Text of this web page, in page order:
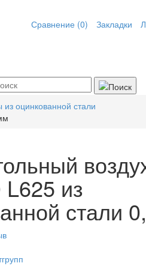
Сравнение (0) Закладки
оцинкованной стали
из
стали